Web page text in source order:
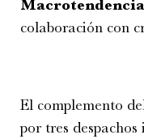
colaboración con
El complemento
por tres